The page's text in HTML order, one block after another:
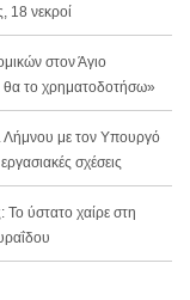
18 νεκροί
στον Άγιο
θα το χρηματοδοτήσω»
Λήμνου με τον Υπουργό
σχέσεις
Το ύστατο χαίρε στη